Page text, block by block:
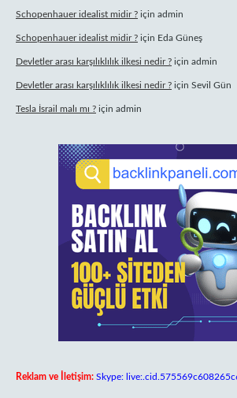
Schopenhauer idealist midir ? için admin
Schopenhauer idealist midir ? için Eda Güneş
Devletler arası karşılıklılık ilkesi nedir ? için admin
Devletler arası karşılıklılık ilkesi nedir ? için Sevil Gün
Tesla İsrail malı mı ? için admin
Reklam ve İletişim: Skype: